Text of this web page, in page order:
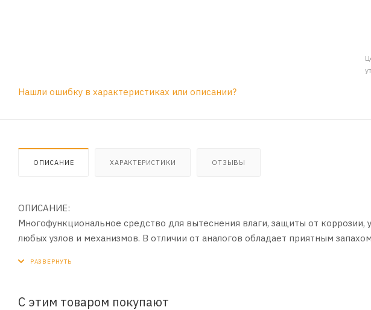
Нашли ошибку в характеристиках или описании?
ОПИСАНИЕ ХАРАКТЕРИСТИКИ ОТЗЫВЫ
ОПИСАНИЕ:
Многофункциональное средство для вытеснения влаги, защиты от коррозии,
любых узлов и механизмов. В отличии от аналогов обладает приятным
2. Оставить на 1 – 2 минуты для воздействия
С этим товаром покупают